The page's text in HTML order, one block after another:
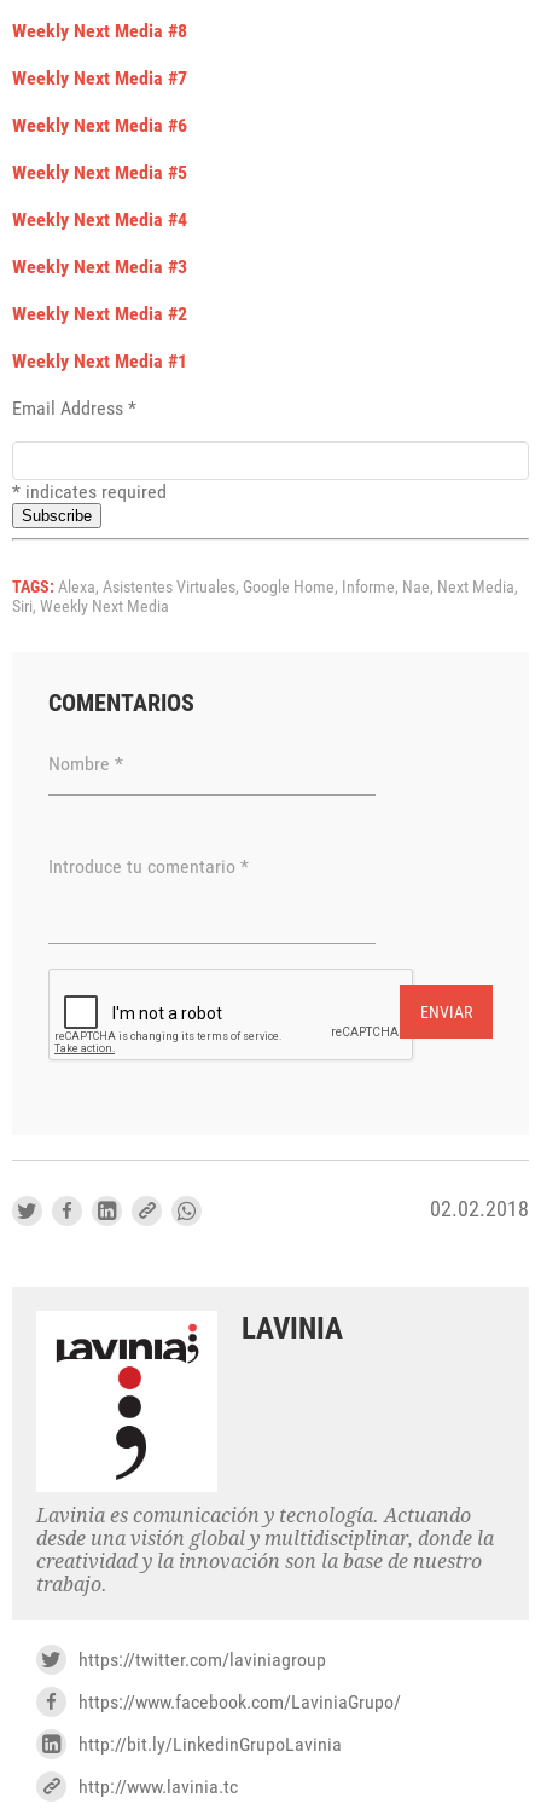
Weekly Next Media #8
Weekly Next Media #7
Weekly Next Media #6
Weekly Next Media #5
Weekly Next Media #4
Weekly Next Media #3
Weekly Next Media #2
Weekly Next Media #1
Email Address *
* indicates required
TAGS: Alexa, Asistentes Virtuales, Google Home, Informe, Nae, Next Media,
Siri, Weekly Next Media
COMENTARIOS
Nombre *
Introduce tu comentario *
ENVIAR
02.02.2018
LAVINIA
Lavinia es comunicación y tecnología. Actuando
desde una visión global y multidisciplinar, donde la
creatividad y la innovación son la base de nuestro
trabajo.
https://twitter.com/laviniagroup
https://www.facebook.com/LaviniaGrupo/
http://bit.ly/LinkedinGrupoLavinia
http://www.lavinia.tc